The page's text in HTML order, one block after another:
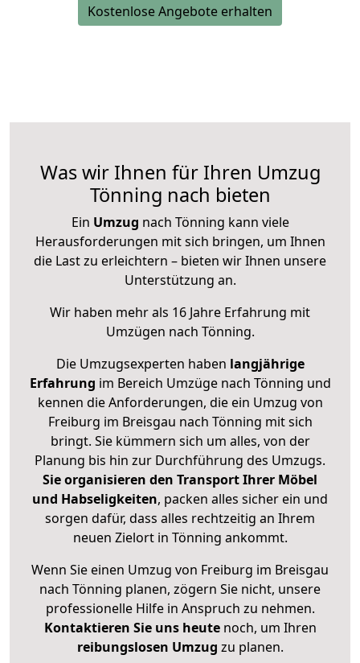
Kostenlose Angebote erhalten
Was wir Ihnen für Ihren Umzug
Tönning nach bieten
Ein Umzug nach Tönning kann viele
Herausforderungen mit sich bringen, um Ihnen
die Last zu erleichtern – bieten wir Ihnen unsere
Unterstützung an.
Wir haben mehr als 16 Jahre Erfahrung mit
Umzügen nach Tönning.
Die Umzugsexperten haben langjährige
Erfahrung im Bereich Umzüge nach Tönning und
kennen die Anforderungen, die ein Umzug von
Freiburg im Breisgau nach Tönning mit sich
bringt. Sie kümmern sich um alles, von der
Planung bis hin zur Durchführung des Umzugs.
Sie organisieren den Transport Ihrer Möbel
und Habseligkeiten, packen alles sicher ein und
sorgen dafür, dass alles rechtzeitig an Ihrem
neuen Zielort in Tönning ankommt.
Wenn Sie einen Umzug von Freiburg im Breisgau
nach Tönning planen, zögern Sie nicht, unsere
professionelle Hilfe in Anspruch zu nehmen.
Kontaktieren Sie uns heutenoch, um Ihren
reibungslosen Umzug zu planen.